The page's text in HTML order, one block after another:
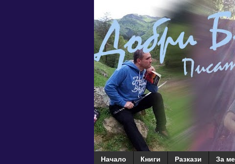
Начало Книги Разкази За